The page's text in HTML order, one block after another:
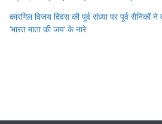
कारगिल विजय दिवस की पूर्व संध्या पर पूर्व सैनिकों ने
‘भारत माता की जय’ के नारे